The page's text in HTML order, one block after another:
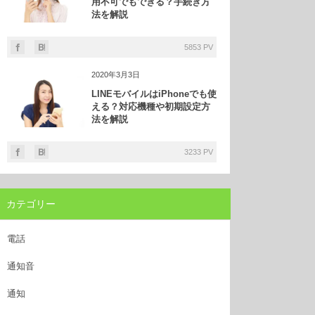
法を解説
5853 PV
2020年3月3日
LINEモバイルはiPhoneでも使
える？対応機種や初期設定方
法を解説
3233 PV
カテゴリー
電話
通知音
通知